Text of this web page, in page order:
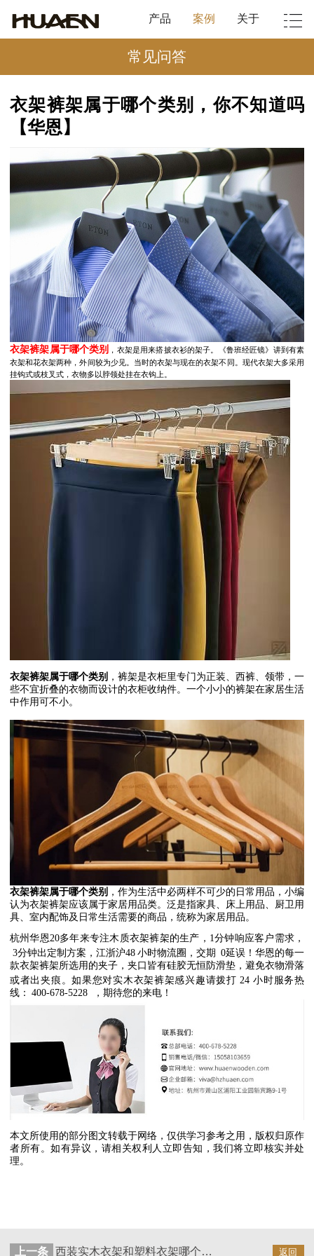
产品 案例 关于
常见问答
衣架裤架属于哪个类别，你不知道吗
【华恩】
衣架裤架属于哪个类别
，衣架是用来搭披衣衫的架子。《鲁班经匠镜》讲到有素
衣架和花衣架两种，外间较为少见。当时的衣架与现在的衣架不同。现代衣架大多采用
挂钩式或枝叉式，衣物多以脖领处挂在衣钩上。
衣架裤架属于哪个类别 ，裤架是衣柜里专门为正装、西裤、领带，一
些不宜折叠的衣物而设计的衣柜收纳件。一个小小的裤架在家居生活
中作用可不小。
衣架裤架属于哪个类别 ，作为生活中必两样不可少的日常用品，小编
认为衣架裤架应该属于家居用品类。泛是指家具、床上用品、厨卫用
具、室内配饰及日常生活需要的商品，统称为家居用品。
杭州华恩20多年来专注木质衣架裤架的生产， 1分钟响应客户需求，
3分钟出定制方案，江浙沪48 小时物流圈，交期 0延误！华恩的每一
款衣架裤架所选用的夹子，夹口皆有硅胶无恒防滑垫，避免衣物滑落
或者出夹痕。如果您对实木衣架裤架感兴趣请拨打 24小时服务热
线： 400-678-5228 ，期待您的来电！
本文所使用的部分图文转载于网络，仅供学习参考之用，版权归原作
者所有。如有异议，请相关权利人立即告知，我们将立即核实并处
理。
返回
上一条 西装实木衣架和塑料衣架哪个好？【华恩】